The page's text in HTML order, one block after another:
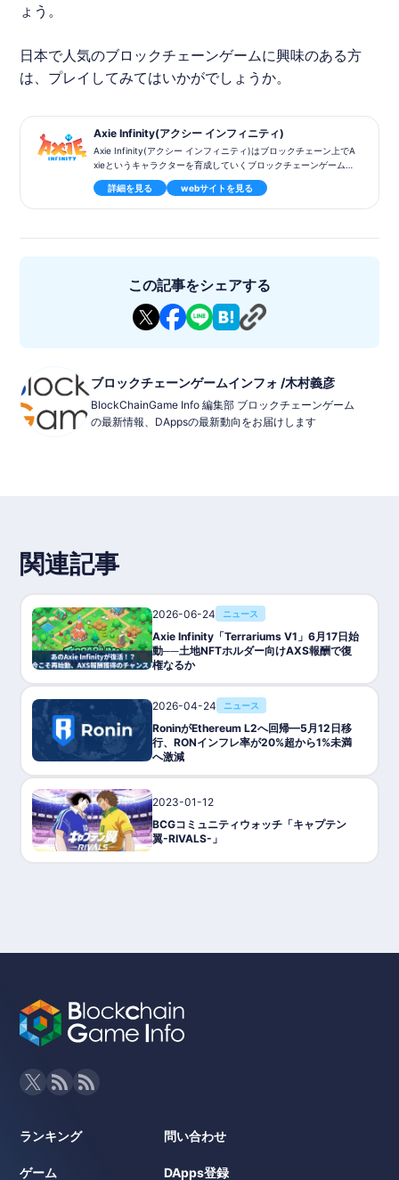
ょう。
日本で人気のブロックチェーンゲームに興味のある方
は、プレイしてみてはいかがでしょうか。
Axie Infinity(アクシー インフィニティ)
Axie Infinity(アクシー インフィニティ)はブロックチェーン上でA
xieというキャラクターを育成していくブロックチェーンゲームで
す。
アクシーと呼ぶ不思議な生き物を収集、育成してバトルやミニゲ
ーム、クエストなどのコンテンツで構成されています。
またDeFi（分散型金融）の仕組みをゲームとリンクする（GameF
os-latest.zip
Windows https://axieinfinity.com/downloads/axie-infinity-win
詳細を見る webサイトを見る
この記事をシェアする
ブロックチェーンゲームインフォ /木村義彦
BlockChainGame Info 編集部 ブロックチェーンゲーム
の最新情報、DAppsの最新動向をお届けします
関連記事
2026-06-24 ニュース
Axie Infinity「Terrariums V1」6月17日始
動──土地NFTホルダー向けAXS報酬で復
権なるか
2026-04-24 ニュース
RoninがEthereum L2へ回帰—5月12日移
行、RONインフレ率が20%超から1%未満
へ激減
2023-01-12
BCGコミュニティウォッチ「キャプテン
翼-RIVALS-」
ランキング
ゲーム
問い合わせ
DApps登録